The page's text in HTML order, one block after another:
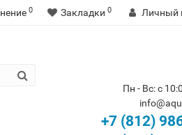
0 Закладки 0 Личный
Пн - Вс: с
+7 (812)